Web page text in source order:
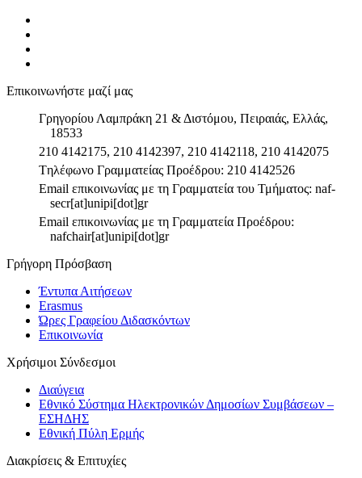
Επικοινωνήστε μαζί μας
Γρηγορίου Λαμπράκη 21 & Διστόμου, Πειραιάς, Ελλάς,
18533
210 4142175, 210 4142397, 210 4142118, 210 4142075
Tηλέφωνο Γραμματείας Προέδρου: 210 4142526
Email επικοινωνίας με τη Γραμματεία του Τμήματος: naf-
secr[at]unipi[dot]gr
Email επικοινωνίας με τη Γραμματεία Προέδρου:
nafchair[at]unipi[dot]gr
Γρήγορη Πρόσβαση
Έντυπα Αιτήσεων
Erasmus
Ώρες Γραφείου Διδασκόντων
Επικοινωνία
Χρήσιμοι Σύνδεσμοι
Διαύγεια
Εθνικό Σύστημα Ηλεκτρονικών Δημοσίων Συμβάσεων –
ΕΣΗΔΗΣ
Εθνική Πύλη Ερμής
Διακρίσεις & Επιτυχίες